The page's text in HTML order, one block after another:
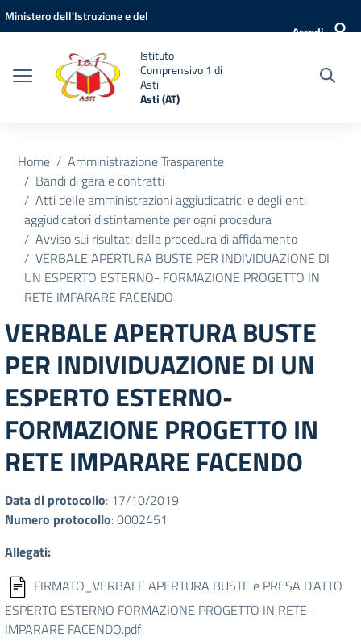
Vai ai contenuti
Vai al menu di navigazione
Vai al footer
Ministero dell'Istruzione e del
Accedi
Istituto
Comprensivo 1 di
Asti
Asti (AT)
Home
Amministrazione Trasparente
Bandi di gara e contratti
Atti delle amministrazioni aggiudicatrici e degli enti
aggiudicatori distintamente per ogni procedura
Avviso sui risultati della procedura di affidamento
VERBALE APERTURA BUSTE PER INDIVIDUAZIONE DI
UN ESPERTO ESTERNO- FORMAZIONE PROGETTO IN
RETE IMPARARE FACENDO
VERBALE APERTURA BUSTE
PER INDIVIDUAZIONE DI UN
ESPERTO ESTERNO-
FORMAZIONE PROGETTO IN
RETE IMPARARE FACENDO
Data di protocollo: 17/10/2019
Numero protocollo: 0002451
Allegati:
FIRMATO_VERBALE APERTURA BUSTE e PRESA D'ATTO
ESPERTO ESTERNO FORMAZIONE PROGETTO IN RETE -
IMPARARE FACENDO.pdf